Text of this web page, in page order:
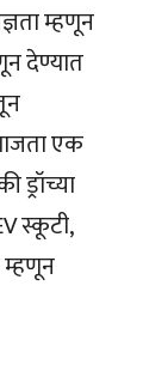
म्हणून
देण्यात
एक
ड्रॉच्या
स्कूटी,